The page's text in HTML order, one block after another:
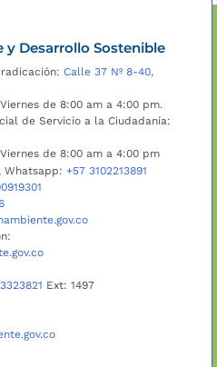
Desarrollo Sostenible
Calle 37 Nº 8-40,
de 8:00 am a 4:00 pm.
de Servicio a la Ciudadanía:
de 8:00 am a 4:00 pm
, Whatsapp: +57 3102213891
Ext: 1497